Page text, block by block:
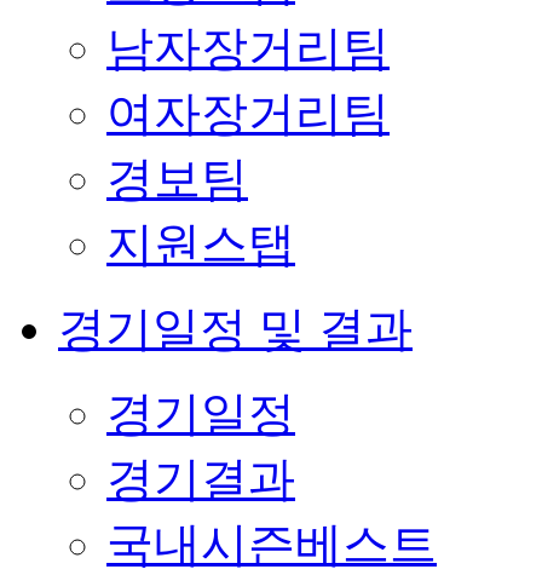
남자장거리팀
여자장거리팀
경보팀
지원스탭
경기일정 및 결과
경기일정
경기결과
국내시즌베스트